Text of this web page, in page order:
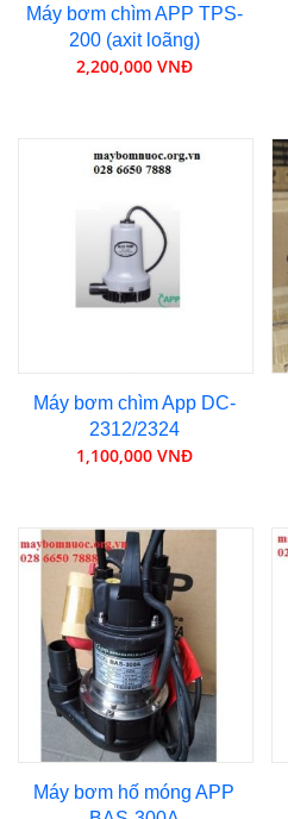
Máy bơm chìm APP TPS-
200 (axit loãng)
2,200,000 VNĐ
Máy bơm chìm App DC-
2312/2324
1,100,000 VNĐ
Máy bơm hố móng APP